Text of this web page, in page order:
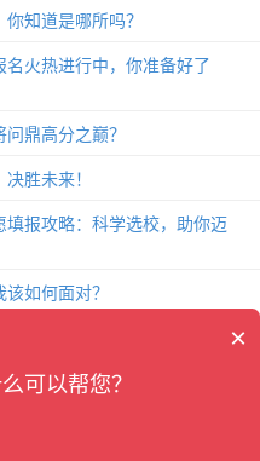
知道是哪所吗？
火热进行中，你准备好了
鼎高分之巅？
胜未来！
报攻略：科学选校，助你迈
如何面对？
分析、备考攻略和成绩解读
×
可以帮您？